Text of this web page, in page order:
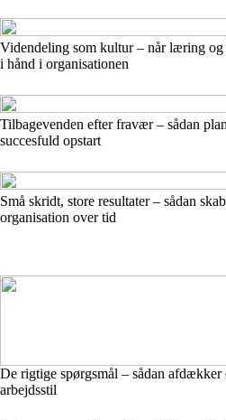
Videndeling som kultur – når læring
i hånd i organisationen
Tilbagevenden efter fravær – sådan
succesfuld opstart
Små skridt, store resultater – sådan
organisation over tid
De rigtige spørgsmål – sådan
arbejdsstil